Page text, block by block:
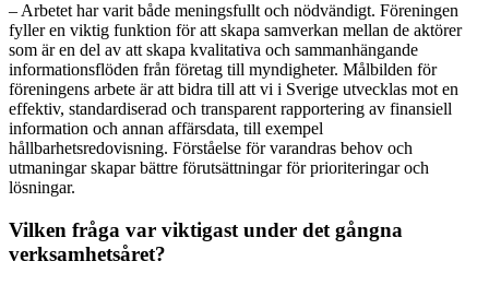
– Arbetet har varit både meningsfullt och nödvändigt. Föreningen
fyller en viktig funktion för att skapa samverkan mellan de aktörer
som är en del av att skapa kvalitativa och sammanhängande
informationsflöden från företag till myndigheter. Målbilden för
föreningens arbete är att bidra till att vi i Sverige utvecklas mot en
effektiv, standardiserad och transparent rapportering av finansiell
information och annan affärsdata, till exempel
hållbarhetsredovisning. Förståelse för varandras behov och
utmaningar skapar bättre förutsättningar för prioriteringar och
lösningar.
Vilken fråga var viktigast under det gångna
verksamhetsåret?